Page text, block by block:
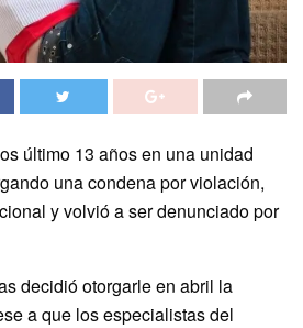
último 13 años en una unidad
una condena por violación,
y volvió a ser denunciado por
decidió otorgarle en abril la
a que los especialistas del